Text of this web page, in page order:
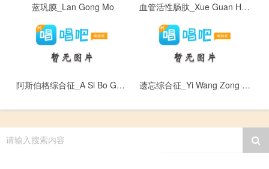
蓝巩膜_Lan Gong Mo 血管活性肠肽_Xue Guan Huo Xing Chang Tai
阿斯伯格综合征_A Si Bo Ge Zong He Zheng 遗忘综合征_Yi Wang Zong He Zheng
请输入搜索内容